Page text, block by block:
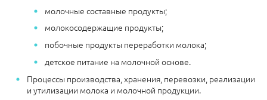
молочные составные продукты;
молокосодержащие продукты;
побочные продукты переработки молока;
детское питание на молочной основе.
Процессы производства, хранения, перевозки, реализации
и утилизации молока и молочной продукции.